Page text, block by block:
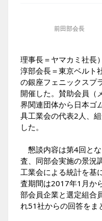
前田部会長
理事長＝ヤマカミ社長
淳部会長＝東京ベルト
の銀座フェニックスプ
開催した。賛助会員（
界関連団体から日本ゴ
具工業会の代表2人、
した。
懇談内容は第4回と
査、同部会実施の景況
工業会による統計を基
査期間は2017年1月か
部会員企業と選定組合
れ51社からの回答をま